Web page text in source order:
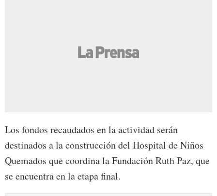
Los fondos recaudados en la actividad serán
destinados a la construcción del Hospital de Niños
Quemados que coordina la Fundación Ruth Paz, que
se encuentra en la etapa final.